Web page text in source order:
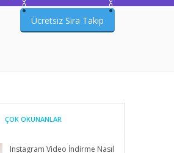
Ücretsiz Sıra Takip
ÇOK OKUNANLAR
Instagram Video İndirme Nasıl